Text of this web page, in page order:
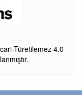
Türetilemez 4.0